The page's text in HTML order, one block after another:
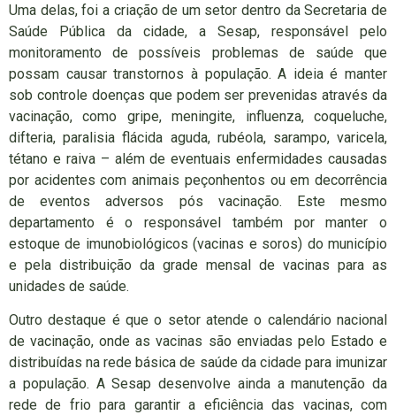
Uma delas, foi a criação de um setor dentro da Secretaria de
Saúde Pública da cidade, a Sesap, responsável pelo
monitoramento de possíveis problemas de saúde que
possam causar transtornos à população. A ideia é manter
sob controle doenças que podem ser prevenidas através da
vacinação, como gripe, meningite, influenza, coqueluche,
difteria, paralisia flácida aguda, rubéola, sarampo, varicela,
tétano e raiva – além de eventuais enfermidades causadas
por acidentes com animais peçonhentos ou em decorrência
de eventos adversos pós vacinação. Este mesmo
departamento é o responsável também por manter o
estoque de imunobiológicos (vacinas e soros) do município
e pela distribuição da grade mensal de vacinas para as
unidades de saúde.
Outro destaque é que o setor atende o calendário nacional
de vacinação, onde as vacinas são enviadas pelo Estado e
distribuídas na rede básica de saúde da cidade para imunizar
a população. A Sesap desenvolve ainda a manutenção da
rede de frio para garantir a eficiência das vacinas, com